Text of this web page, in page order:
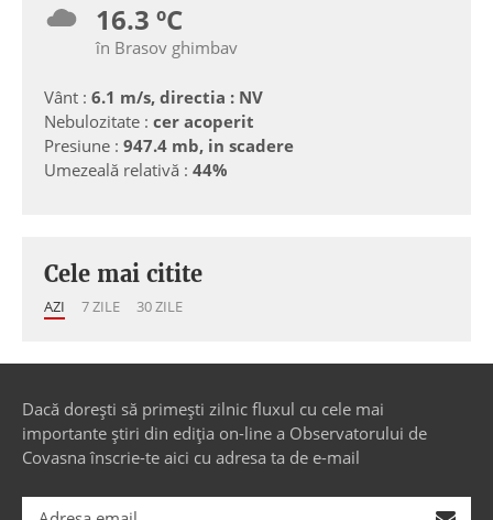
16.3 ºC
în Brasov ghimbav
Vânt : 6.1 m/s, directia : NV
Nebulozitate : cer acoperit
Presiune : 947.4 mb, in scadere
Umezeală relativă : 44%
Cele mai citite
AZI 7 ZILE 30 ZILE
Dacă dorești să primești zilnic fluxul cu cele mai
importante știri din ediția on-line a Observatorului de
Covasna înscrie-te aici cu adresa ta de e-mail